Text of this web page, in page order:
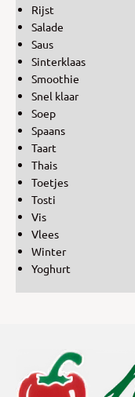
Rijst
Salade
Saus
Sinterklaas
Smoothie
Snel klaar
Soep
Spaans
Taart
Thais
Toetjes
Tosti
Vis
Vlees
Winter
Yoghurt